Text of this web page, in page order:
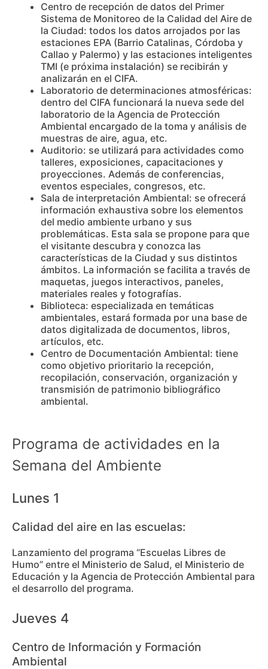
Centro de recepción de datos del Primer
Sistema de Monitoreo de la Calidad del Aire de
la Ciudad: todos los datos arrojados por las
estaciones EPA (Barrio Catalinas, Córdoba y
Callao y Palermo) y las estaciones inteligentes
TMI (e próxima instalación) se recibirán y
analizarán en el CIFA.
Laboratorio de determinaciones atmosféricas:
dentro del CIFA funcionará la nueva sede del
laboratorio de la Agencia de Protección
Ambiental encargado de la toma y análisis de
muestras de aire, agua, etc.
Auditorio: se utilizará para actividades como
talleres, exposiciones, capacitaciones y
proyecciones. Además de conferencias,
eventos especiales, congresos, etc.
Sala de interpretación Ambiental: se ofrecerá
información exhaustiva sobre los elementos
del medio ambiente urbano y sus
problemáticas. Esta sala se propone para que
el visitante descubra y conozca las
características de la Ciudad y sus distintos
ámbitos. La información se facilita a través de
maquetas, juegos interactivos, paneles,
materiales reales y fotografías.
Biblioteca: especializada en temáticas
ambientales, estará formada por una base de
datos digitalizada de documentos, libros,
artículos, etc.
Centro de Documentación Ambiental: tiene
como objetivo prioritario la recepción,
recopilación, conservación, organización y
transmisión de patrimonio bibliográfico
ambiental.
Programa de actividades en la
Semana del Ambiente
Lunes 1
Calidad del aire en las escuelas:
Lanzamiento del programa “Escuelas Libres de
Humo” entre el Ministerio de Salud, el Ministerio de
Educación y la Agencia de Protección Ambiental para
el desarrollo del programa.
Jueves 4
Centro de Información y Formación
Ambiental